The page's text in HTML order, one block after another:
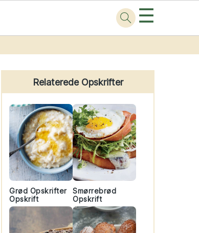
☰
Primary
Sidebar
Relaterede Opskrifter
Grød Opskrifter
Opskrift
Smørrebrød
Opskrift